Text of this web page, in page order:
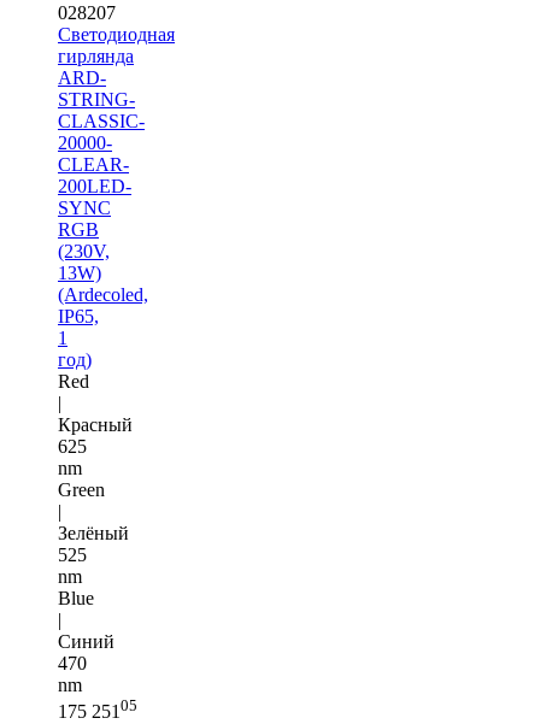
028207
Светодиодная
гирлянда
ARD-
STRING-
CLASSIC-
20000-
CLEAR-
200LED-
SYNC
RGB
(230V,
13W)
(Ardecoled,
IP65,
1
год)
Red
|
Красный
625
nm
Green
|
Зелёный
525
nm
Blue
|
Синий
470
nm
175 251 05